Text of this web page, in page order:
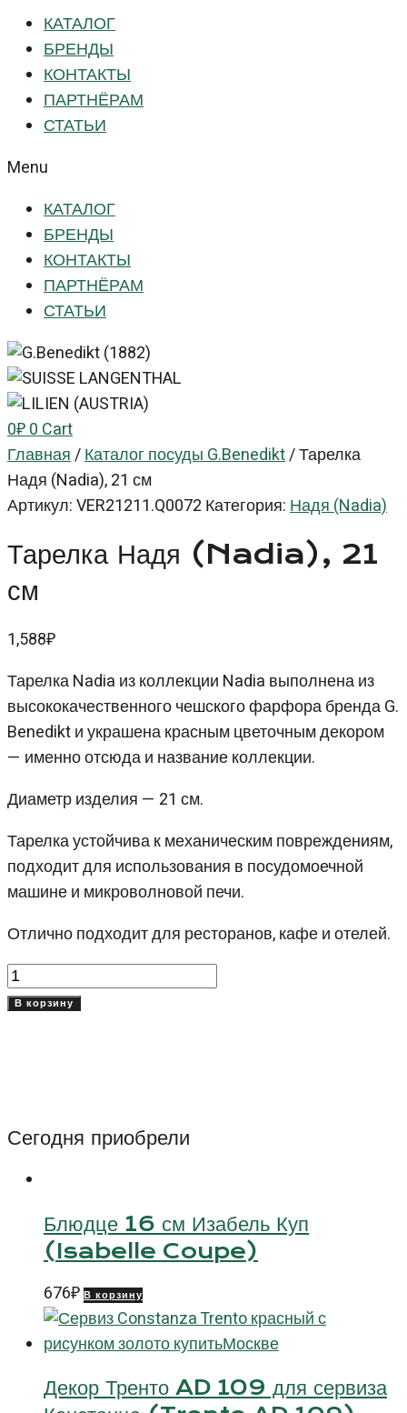
КАТАЛОГ
БРЕНДЫ
КОНТАКТЫ
ПАРТНЁРАМ
СТАТЬИ
Menu
КАТАЛОГ
БРЕНДЫ
КОНТАКТЫ
ПАРТНЁРАМ
СТАТЬИ
0₽0Cart
Главная/Каталог посуды G.Benedikt/Тарелка
Надя (Nadia), 21 см
Артикул:VER21211.Q0072 Категория:Надя (Nadia)
Тарелка Надя (Nadia), 21
см
1,588₽
Тарелка Nadia из коллекции Nadia выполнена из
высококачественного чешского фарфора бренда G.
Benedikt и украшена красным цветочным декором
— именно отсюда и название коллекции.
Диаметр изделия — 21 см.
Тарелка устойчива к механическим повреждениям,
подходит для использования в посудомоечной
машине и микроволновой печи.
Отлично подходит для ресторанов, кафе и отелей.
Количество
товара
см
В корзину
Сегодня приобрели
Блюдце 16 см Изабель Куп
(Isabelle Coupe)
676₽ В корзину
Декор Тренто AD 109 для сервиза